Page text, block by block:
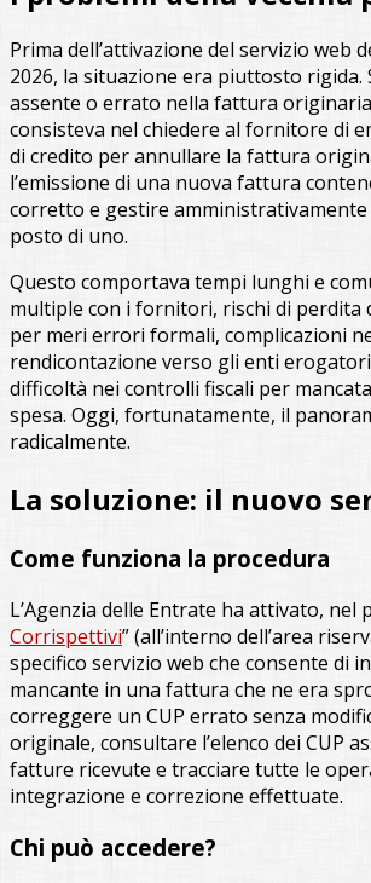
Prima dell’attivazione del servizio web
2026, la situazione era piuttosto rigida.
assente o errato nella fattura
consisteva nel chiedere al fornitore di
di credito per annullare la fattura
l’emissione di una nuova fattura
corretto e gestire amministrativamente
posto di uno.
Questo comportava tempi lunghi e
multiple con i fornitori, rischi di perdita
per meri errori formali, complicazioni
rendicontazione verso gli enti
difficoltà nei controlli fiscali per
spesa. Oggi, fortunatamente, il
radicalmente.
La soluzione: il nuovo
Come funziona la procedura
L’Agenzia delle Entrate ha attivato, nel
Corrispettivi” (all’interno dell’area
specifico servizio web che consente di
mancante in una fattura che ne era
correggere un CUP errato senza
originale, consultare l’elenco dei CUP
fatture ricevute e tracciare tutte le
integrazione e correzione effettuate.
Chi può accedere?